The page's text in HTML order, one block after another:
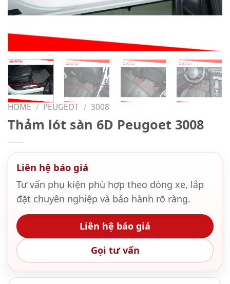
HOME / PEUGEOT / 3008
Thảm lót sàn 6D Peugoet 3008
Liên hệ báo giá
Tư vấn phụ kiện phù hợp theo dòng xe, lắp
đặt chuyên nghiệp và bảo hành rõ ràng.
Liên hệ báo giá
Gọi tư vấn